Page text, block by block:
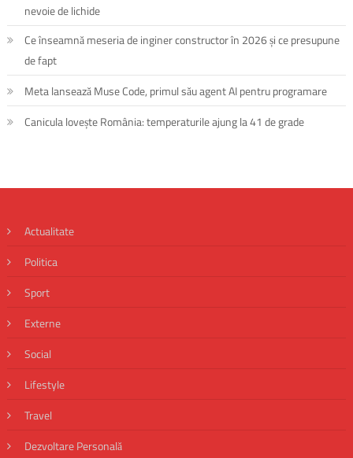
nevoie de lichide
Ce înseamnă meseria de inginer constructor în 2026 și ce presupune
de fapt
Meta lansează Muse Code, primul său agent AI pentru programare
Canicula lovește România: temperaturile ajung la 41 de grade
Actualitate
Politica
Sport
Externe
Social
Lifestyle
Travel
Dezvoltare Personală